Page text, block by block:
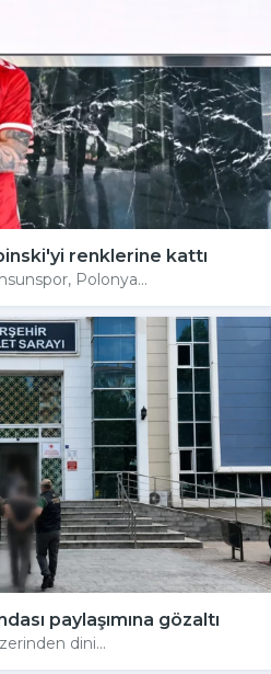
renklerine kattı
Polonya...
paylaşımına gözaltı
dini...